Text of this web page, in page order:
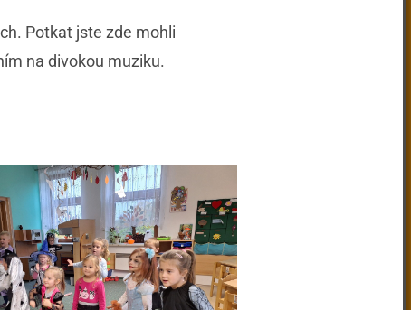
Potkat jste zde mohli
na divokou muziku.